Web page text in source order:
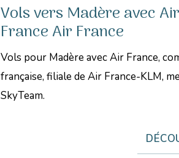
Vols vers Madère avec
France Air France
Vols pour Madère avec Air France,
française, filiale de Air France-KLM,
SkyTeam.